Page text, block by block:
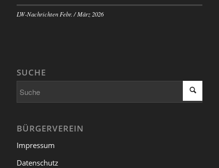
LW-Nachrichten Febr. / März 2026
SUCHE
BÜRGERVEREIN
Impressum
Datenschutz